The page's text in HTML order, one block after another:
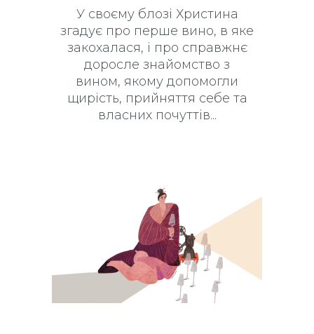
У своєму блозі Христина
згадує про перше вино, в яке
закохалася, і про справжнє
доросле знайомство з
вином, якому допомогли
щирість, прийняття себе та
власних почуттів